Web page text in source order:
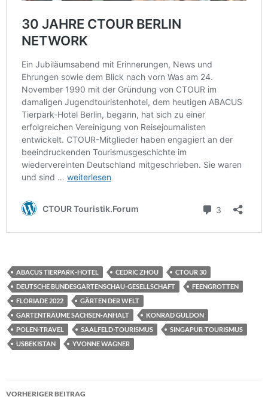
ABACUS TIERPARK-HOTEL CEDRIC ZHOU
CTOUR 30
DEUTSCHE BUNDESGARTENSCHAU-GESELLSCHAFT
FEENGROTTEN
FLORIADE 2022
GÄRTEN DER WELT
GARTENTRÄUME SACHSEN-ANHALT
KONRAD GULDON
POLEN-TRAVEL
SAALFELD-TOURISMUS
SINGAPUR-TOURISMUS
USBEKISTAN
YVONNE WAGNER
Beitragsnavigation
VORHERIGER BEITRAG